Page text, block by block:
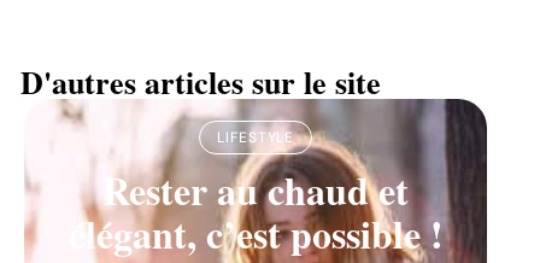
D'autres articles sur le site
LIFESTYLE
Rester au chaud et
élégant, c’est possible !